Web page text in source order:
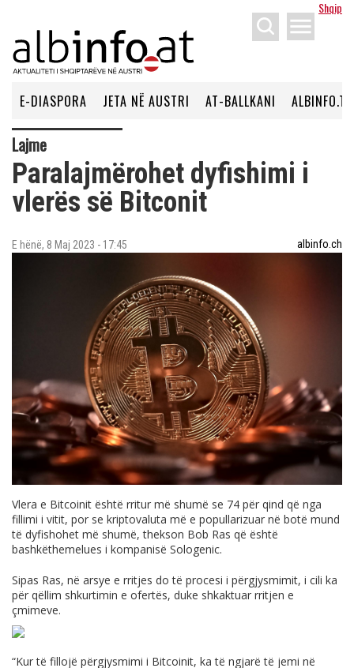
Shqip
menu
E-DIASPORA JETA NË AUSTRI AT-BALLKANI ALBINFO.TV
Lajme
Paralajmërohet dyfishimi i
vlerës së Bitconit
E hënë, 8 Maj 2023 - 17:45 albinfo.ch
Vlera e Bitcoinit është rritur më shumë se 74 për qind që nga
fillimi i vitit, por se kriptovaluta më e popullarizuar në botë mund
të dyfishohet më shumë, thekson Bob Ras që është
bashkëthemelues i kompanisë Sologenic.
Sipas Ras, në arsye e rritjes do të procesi i përgjysmimit, i cili ka
për qëllim shkurtimin e ofertës, duke shkaktuar rritjen e
çmimeve.
“Kur të fillojë përgjysmimi i Bitcoinit, ka të ngjarë të jemi në